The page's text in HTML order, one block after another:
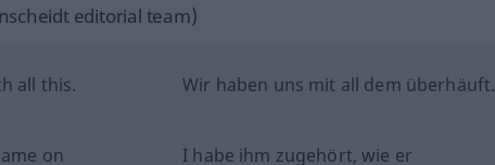
editorial team)
all this. Wir haben uns mit all dem überhäuft.
on
I habe ihm zugehört, wie er